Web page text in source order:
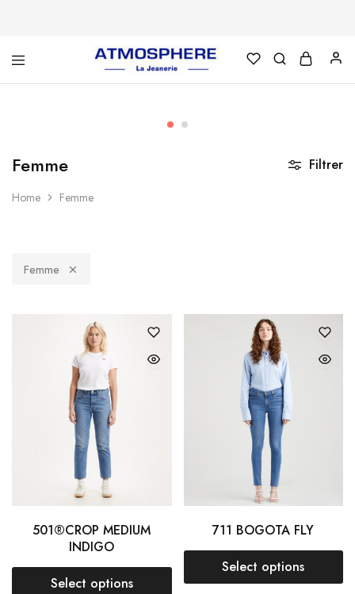
Atmosphère
Un
Femme
Home Femme
Filtrer
Femme
501®CROP MEDIUM
INDIGO
Select options
711 BOGOTA FLY
Select options